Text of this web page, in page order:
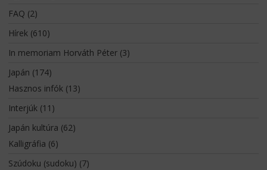
FAQ (2)
Hírek(610)
In memoriam Horváth Péter(3)
Japán (174)
Hasznos infók(13)
Interjúk(11)
Japán kultúra (62)
Kalligráfia (6)
Szúdoku (sudoku) (7)